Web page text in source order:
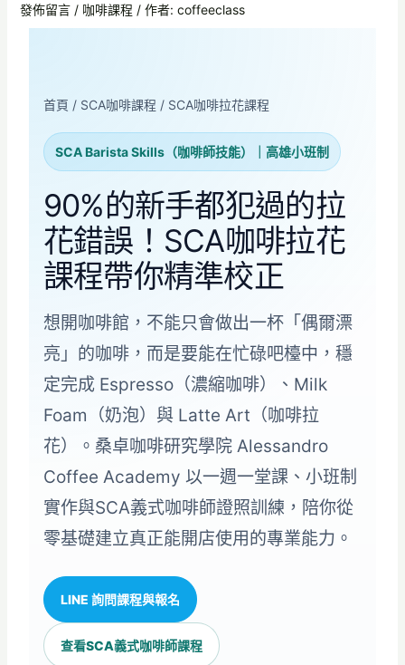
發佈留言 / 咖啡課程 / 作者: coffeeclass
首頁 / SCA咖啡課程 / SCA咖啡拉花課程
SCA Barista Skills（咖啡師技能）｜高雄小班制
90%的新手都犯過的拉
花錯誤！SCA咖啡拉花
課程帶你精準校正
想開咖啡館，不能只會做出一杯「偶爾漂
亮」的咖啡，而是要能在忙碌吧檯中，穩
定完成 Espresso（濃縮咖啡）、Milk
Foam（奶泡）與 Latte Art（咖啡拉
花）。桑卓咖啡研究學院 Alessandro
Coffee Academy 以一週一堂課、小班制
實作與SCA義式咖啡師證照訓練，陪你從
零基礎建立真正能開店使用的專業能力。
LINE 詢問課程與報名
查看SCA義式咖啡師課程